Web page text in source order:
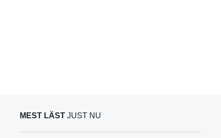
MEST LÄST JUST NU